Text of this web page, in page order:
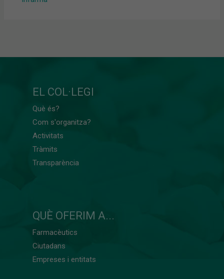
EL COL·LEGI
Què és?
Com s'organitza?
Activitats
Tràmits
Transparència
QUÈ OFERIM A...
Farmacèutics
Ciutadans
Empreses i entitats